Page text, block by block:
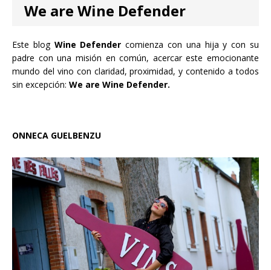
We are Wine Defender
Este blogWine Defender comienza con una hija y con su
padre con una misión en común, acercar este emocionante
mundo del vino con claridad, proximidad, y contenido a todos
sin excepción: We are Wine Defender.
ONNECA GUELBENZU